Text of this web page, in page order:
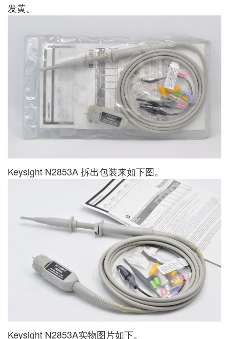
发黄。
Keysight N2853A 拆出包装来如下图。
Keysight N2853A实物图片如下。